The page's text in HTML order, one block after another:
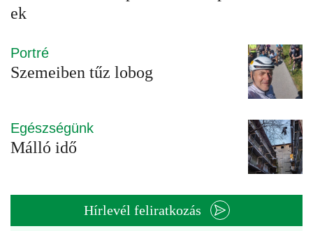
ek
Portré
Szemeiben tűz lobog
Egészségünk
Málló idő
Hírlevél feliratkozás